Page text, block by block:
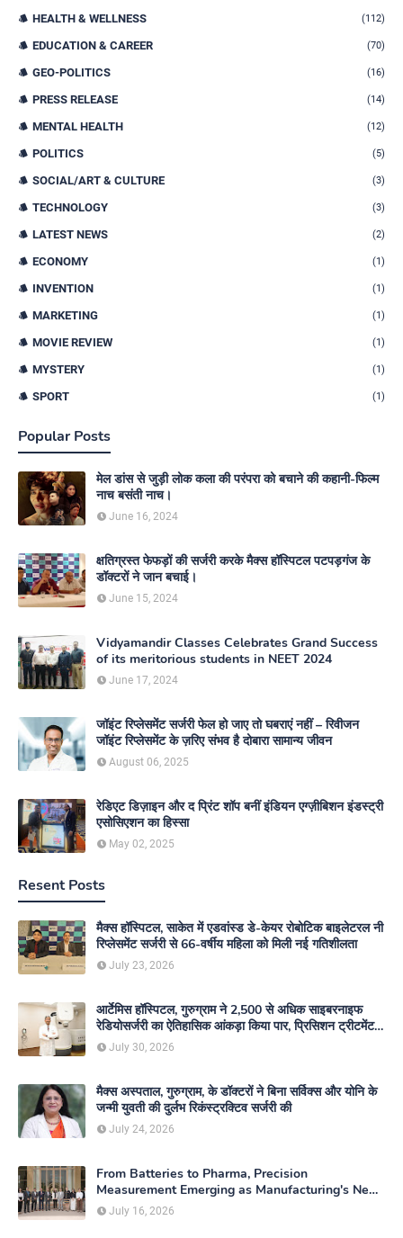
HEALTH & WELLNESS (112)
EDUCATION & CAREER (70)
GEO-POLITICS (16)
PRESS RELEASE (14)
MENTAL HEALTH (12)
POLITICS (5)
SOCIAL/ART & CULTURE (3)
TECHNOLOGY (3)
LATEST NEWS (2)
ECONOMY (1)
INVENTION (1)
MARKETING (1)
MOVIE REVIEW (1)
MYSTERY (1)
SPORT (1)
Popular Posts
मेल डांस से जुड़ी लोक कला की परंपरा को बचाने की कहानी-फिल्म
नाच बसंती नाच।
June 16, 2024
क्षतिग्रस्त फेफड़ों की सर्जरी करके मैक्स हॉस्पिटल पटपड़गंज के
डॉक्टरों ने जान बचाई।
June 15, 2024
Vidyamandir Classes Celebrates Grand Success
of its meritorious students in NEET 2024
June 17, 2024
जॉइंट रिप्लेसमेंट सर्जरी फेल हो जाए तो घबराएं नहीं – रिवीजन
जॉइंट रिप्लेसमेंट के ज़रिए संभव है दोबारा सामान्य जीवन
August 06, 2025
रेडिएट डिज़ाइन और द प्रिंट शॉप बनीं इंडियन एग्ज़ीबिशन इंडस्ट्री
एसोसिएशन का हिस्सा
May 02, 2025
Resent Posts
मैक्स हॉस्पिटल, साकेत में एडवांस्ड डे-केयर रोबोटिक बाइलेटरल नी
रिप्लेसमेंट सर्जरी से 66-वर्षीय महिला को मिली नई गतिशीलता
July 23, 2026
आर्टेमिस हॉस्पिटल, गुरुग्राम ने 2,500 से अधिक साइबरनाइफ
रेडियोसर्जरी का ऐतिहासिक आंकड़ा किया पार, प्रिसिशन ट्रीटमेंट में
मजबूत की अपनी अग्रणी पहचान
July 30, 2026
मैक्स अस्पताल, गुरुग्राम, के डॉक्टरों ने बिना सर्विक्स और योनि के
जन्मी युवती की दुर्लभ रिकंस्ट्रक्टिव सर्जरी की
July 24, 2026
From Batteries to Pharma, Precision
Measurement Emerging as Manufacturing's New
Competitive Edge
July 16, 2026